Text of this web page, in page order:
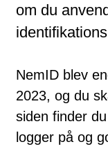
om du
NemID blev
2023, og du
siden finder
logger på og